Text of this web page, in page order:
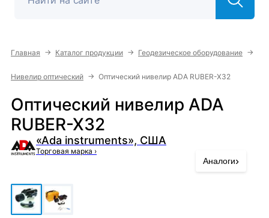
Главная → Каталог продукции → Геодезическое оборудование →
Нивелир оптический → Оптический нивелир ADA RUBER-X32
Оптический нивелир ADA
RUBER-X32
«Ada instruments», США
Торговая марка ›
Аналоги›